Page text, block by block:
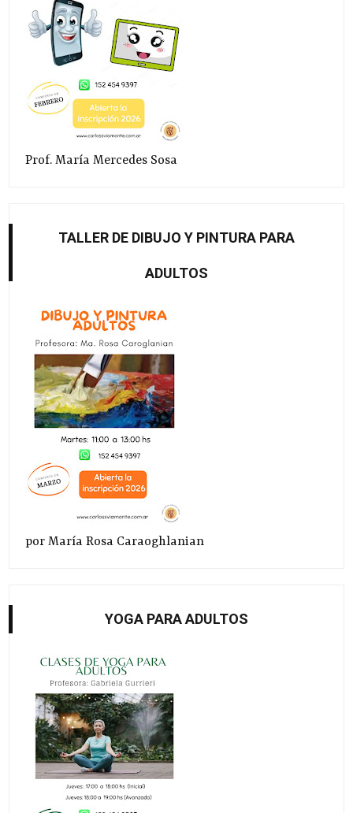
Prof. María Mercedes Sosa
TALLER DE DIBUJO Y PINTURA PARA
ADULTOS
por María Rosa Caraoghlanian
YOGA PARA ADULTOS